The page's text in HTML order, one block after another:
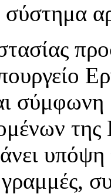
σύμφωνη
υπόψη